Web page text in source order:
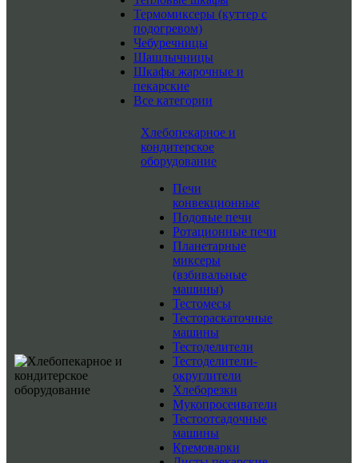
Термомиксеры (куттер с
подогревом)
Чебуречницы
Шашлычницы
Шкафы жарочные и
пекарские
Все категории
Хлебопекарное и
кондитерское
оборудование
Печи
конвекционные
Подовые печи
Ротационные печи
Планетарные
миксеры
(взбивальные
машины)
Тестомесы
Тестораскаточные
машины
Тестоделители
Тестоделители-
округлители
Хлеборезки
Мукопросеиватели
Тестоотсадочные
машины
Кремоварки